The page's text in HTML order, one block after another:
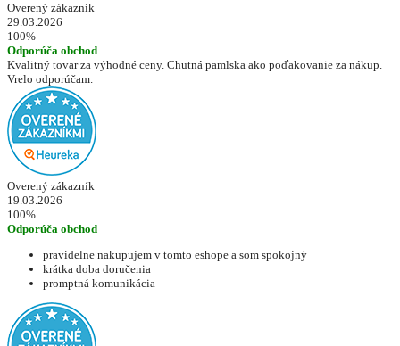
Overený zákazník
29.03.2026
100%
Odporúča obchod
Kvalitný tovar za výhodné ceny. Chutná pamlska ako poďakovanie za nákup.
Vrelo odporúčam.
Overený zákazník
19.03.2026
100%
Odporúča obchod
pravidelne nakupujem v tomto eshope a som spokojný
krátka doba doručenia
promptná komunikácia